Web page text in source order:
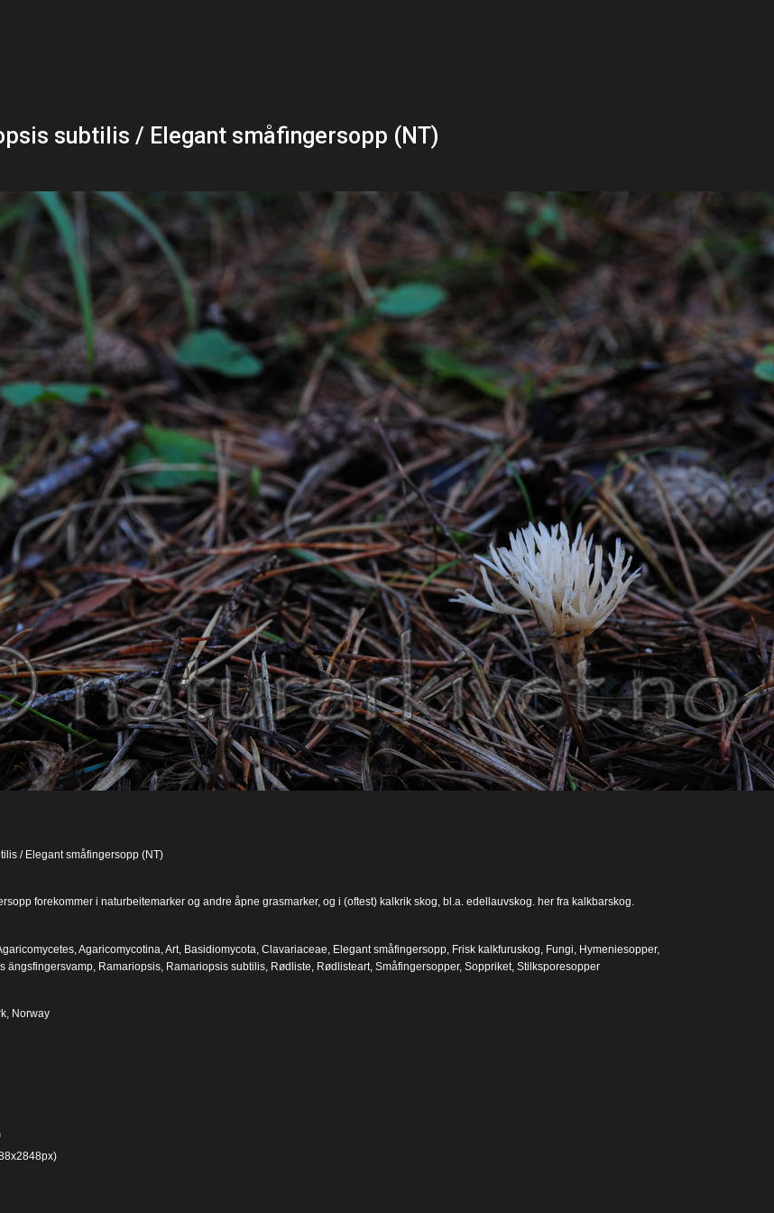
subtilis / Elegant småfingersopp (NT)
/ Elegant småfingersopp (NT)
forekommer i naturbeitemarker og andre åpne grasmarker, og i (oftest) kalkrik skog, bl.a. edellauvskog. her fra kalkbarskog.
, Agaricomycotina Art, Basidiomycota Clavariaceae Elegant småfingersopp, Frisk kalkfuruskog Fungi Hymeniesopper,
ängsfingersvamp, Ramariopsis, Ramariopsis subtilis, Rødliste Rødlisteart, Småfingersopper, Soppriket, Stilksporesopper
Norway